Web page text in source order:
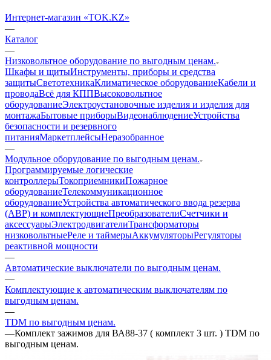
Интернет-магазин «TOK.KZ»
—
Каталог
—
Низковольтное оборудование по выгодным ценам.
Шкафы и щитыИнструменты, приборы и средства
защитыСветотехникаКлиматическое оборудованиеКабели и
проводаВсё для КППВысоковольтное
оборудованиеЭлектроустановочные изделия и изделия для
монтажаБытовые приборыВидеонаблюдениеУстройства
безопасности и резервного
питанияМаркетплейсыНеразобранное
—
Модульное оборудование по выгодным ценам.
Программируемые логические
контроллерыТокоприемникиПожарное
оборудованиеТелекоммуникационное
оборудованиеУстройства автоматического ввода резерва
(АВР) и комплектующиеПреобразователиСчетчики и
аксессуарыЭлектродвигателиТрансформаторы
низковольтныеРеле и таймерыАккумуляторыРегуляторы
реактивной мощности
—
Автоматические выключатели по выгодным ценам.
—
Комплектующие к автоматическим выключателям по
выгодным ценам.
—
TDM по выгодным ценам.
—Комплект зажимов для ВА88-37 ( комплект 3 шт. ) TDM по
выгодным ценам.